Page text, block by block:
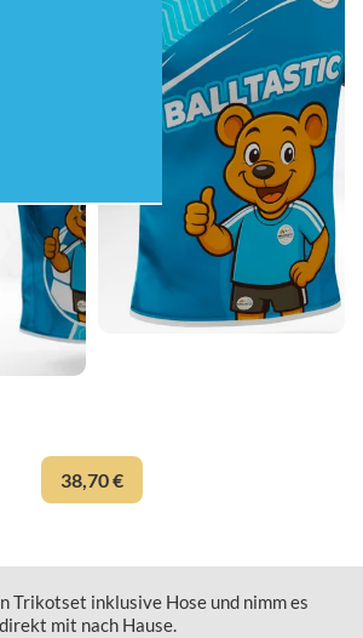
38,70 €
Trikotset inklusive Hose und nimm es
mit nach Hause.